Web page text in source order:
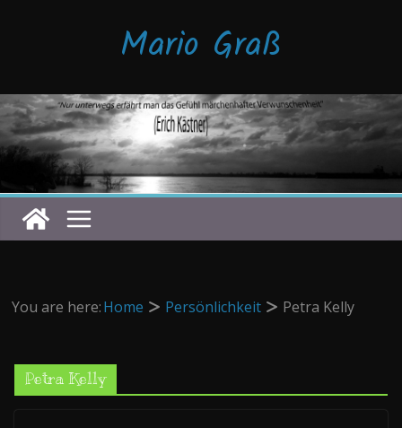
Mario Graß
You are here:Home Persönlichkeit Petra Kelly
Petra Kelly